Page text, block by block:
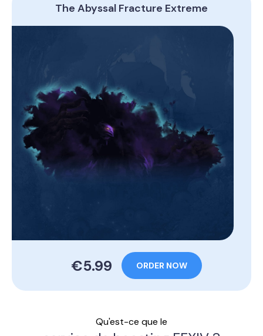
The Abyssal Fracture Extreme
€5.99 ORDER NOW
Qu'est-ce que le